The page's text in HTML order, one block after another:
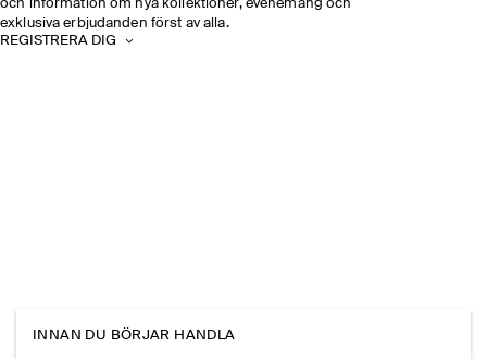
och information om nya kollektioner, evenemang och
exklusiva erbjudanden först av alla.
REGISTRERA DIG
INNAN DU BÖRJAR HANDLA